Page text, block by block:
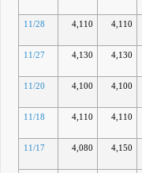
11/28 4,110 4,110
11/27 4,130 4,130
11/20 4,100 4,100
11/18 4,110 4,110
11/17 4,080 4,150